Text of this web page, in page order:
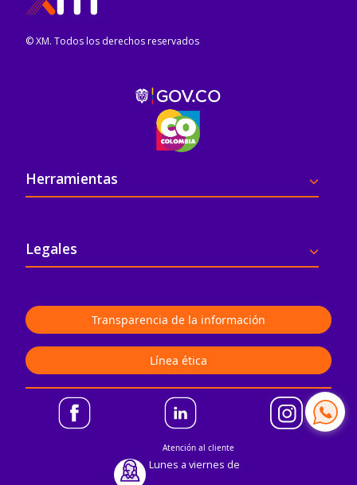
Atención al cliente
Lunes a viernes de
© XM. Todos los derechos reservados
Pie de página
Herramientas
Legales
Transparencia de la información
Línea ética